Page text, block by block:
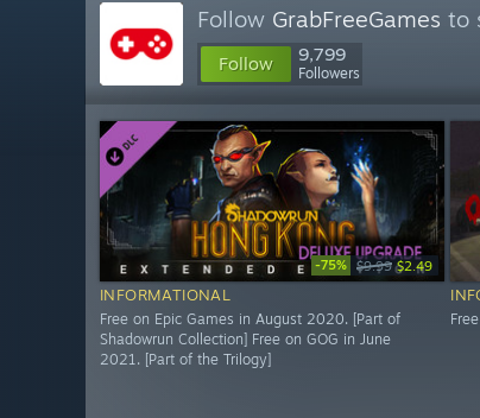
Follow GrabFreeGames to
Follow 9,799
Followers
-75% $9.99 $2.49
INFORMATIONAL
Free on Epic Games in August 2020. [Part of
Shadowrun Collection] Free on GOG in June
2021. [Part of the Trilogy]